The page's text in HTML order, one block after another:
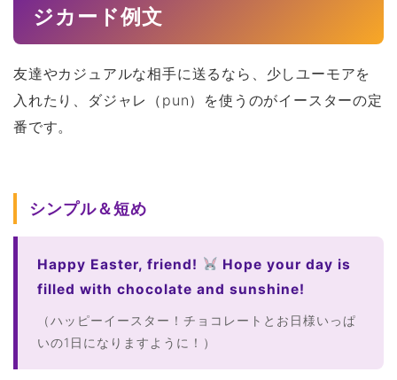
ジカード例文
友達やカジュアルな相手に送るなら、少しユーモアを
入れたり、ダジャレ（pun）を使うのがイースターの定
番です。
シンプル＆短め
Happy Easter, friend!
Hope your day is
filled with chocolate and sunshine!
（ハッピーイースター！チョコレートとお日様いっぱ
いの1日になりますように！）